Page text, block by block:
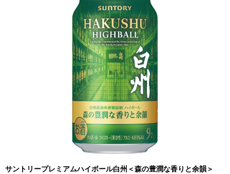
サントリープレミアムハイボール白州＜森の豊潤な香りと余韻＞